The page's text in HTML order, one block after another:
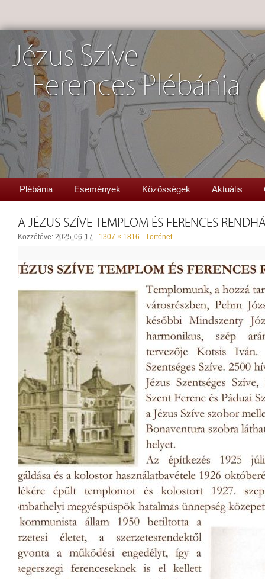
Jézus Szíve
Ferences Plébánia
Plébánia Események Közösségek Aktuális
A JÉZUS SZÍVE TEMPLOM ÉS FERENCES
Közzétéve: 2025-06-17 - 1307 × 1816 - Történet